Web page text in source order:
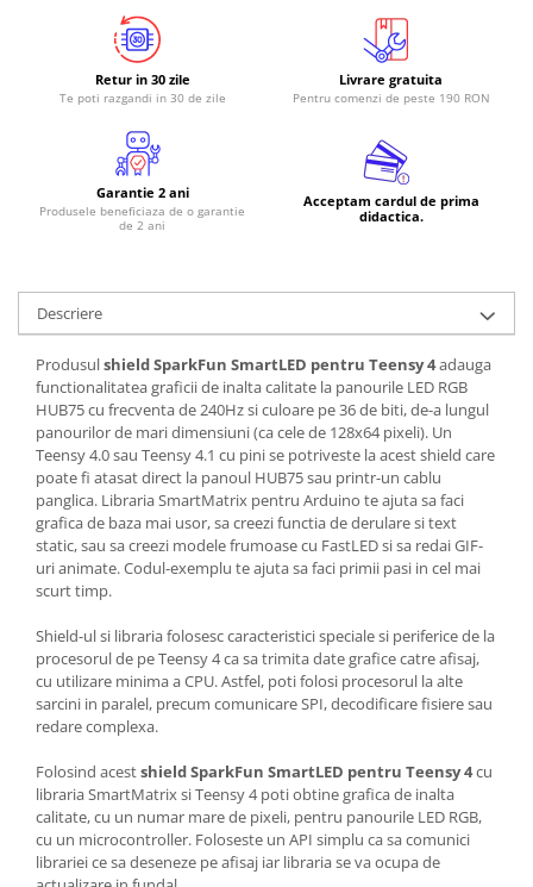
Breadboard
Cabluri
Sticker
Condensatoare
Generale
LED
Microcontrollere AVR
PCB - Placute Circuit
Rezistoare
Creion 3D 3Doodler
Imprimante 3D
Imprimante 3D
3Doodler
Componente
Componente
Filament Premium ABS 1.75 mm
Filament Premium ABS 3 mm
Filament Premium PLA 1.75 mm
Retur in 30 zile
Te poti razgandi in 30 de zile
Livrare gratuita
Pentru comenzi de peste 190 RON
Garantie 2 ani
Produsele beneficiaza de o garantie
de 2 ani
Acceptam cardul de prima
didactica.
Descriere
Produsulshield SparkFun SmartLED pentru Teensy 4adauga
functionalitatea graficii de inalta calitate la panourile LED RGB
HUB75 cu frecventa de 240Hz si culoare pe 36 de biti, de-a lungul
panourilor de mari dimensiuni (ca cele de 128x64 pixeli). Un
Teensy 4.0 sau Teensy 4.1 cu pini se potriveste la acest shield care
poate fi atasat direct la panoul HUB75 sau printr-un cablu
panglica. Libraria SmartMatrix pentru Arduino te ajuta sa faci
grafica de baza mai usor, sa creezi functia de derulare si text
static, sau sa creezi modele frumoase cu FastLED si sa redai GIF-
uri animate. Codul-exemplu te ajuta sa faci primii pasi in cel mai
scurt timp.
Shield-ul si libraria folosesc caracteristici speciale si periferice de la
procesorul de pe Teensy 4 ca sa trimita date grafice catre afisaj,
cu utilizare minima a CPU. Astfel, poti folosi procesorul la alte
sarcini in paralel, precum comunicare SPI, decodificare fisiere sau
redare complexa.
Folosind acestshield SparkFun SmartLED pentru Teensy 4cu
libraria SmartMatrix si Teensy 4 poti obtine grafica de inalta
calitate, cu un numar mare de pixeli, pentru panourile LED RGB,
cu un microcontroller. Foloseste un API simplu ca sa comunici
librariei ce sa deseneze pe afisaj iar libraria se va ocupa de